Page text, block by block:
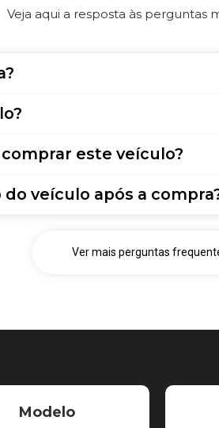
Veja aqui a resposta às perguntas
este veículo?
veículo após a
Ver mais perguntas
Modelo